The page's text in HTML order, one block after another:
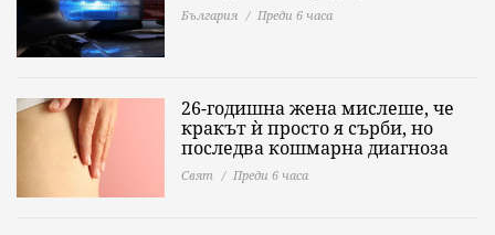
България Преди 6 часа
26-годишна жена мислеше, че
кракът ѝ просто я сърби, но
последва кошмарна диагноза
Свят Преди 6 часа